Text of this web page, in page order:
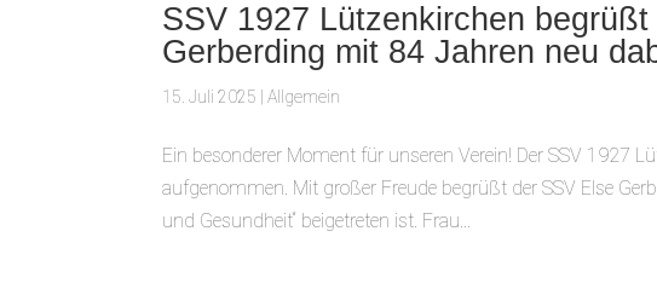
SSV 1927 Lützenkirchen
Gerberding mit 84 Jahren neu
15. Juli 2025 |Allgemein
Ein besonderer Moment für unseren Verein! Der SSV 1927
aufgenommen. Mit großer Freude begrüßt der SSV Else
und Gesundheit“ beigetreten ist. Frau...